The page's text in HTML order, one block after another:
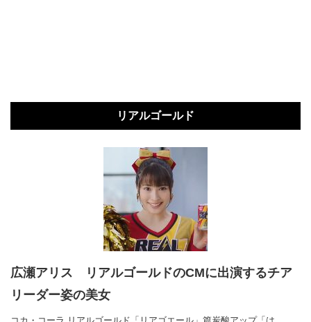
リアルゴールド
広瀬アリス リアルゴールドのCMに出演するチア
リーダー姿の美女